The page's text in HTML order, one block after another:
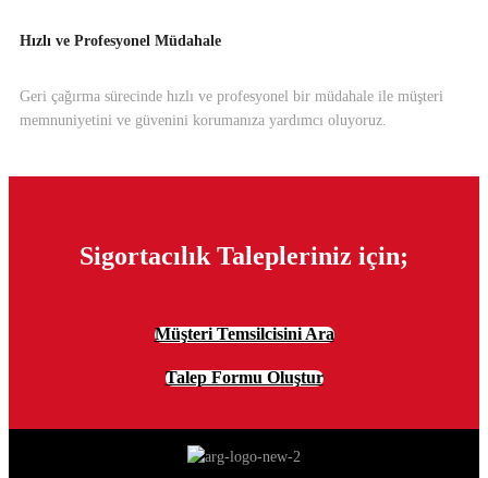
Hızlı ve Profesyonel Müdahale
Geri çağırma sürecinde hızlı ve profesyonel bir müdahale ile müşteri
memnuniyetini ve güvenini korumanıza yardımcı oluyoruz.
Sigortacılık Talepleriniz için;
Müşteri Temsilcisini Ara
Talep Formu Oluştur